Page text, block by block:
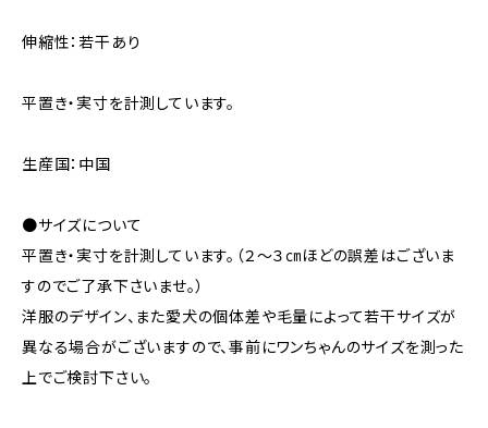
伸縮性：若干あり
平置き・実寸を計測しています。
生産国：中国
●サイズについて
平置き・実寸を計測しています。（２～３㎝ほどの誤差はございま
すのでご了承下さいませ。）
洋服のデザイン、また愛犬の個体差や毛量によって若干サイズが
異なる場合がございますので、事前にワンちゃんのサイズを測った
上でご検討下さい。